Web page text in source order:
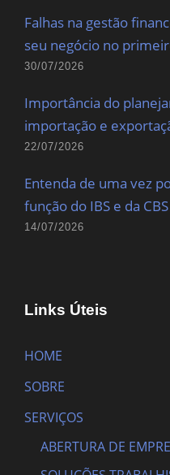
Falhas na gestão
seu negócio no
30/07/2026
Importância do
importação e
22/07/2026
Entenda de uma vez
função do IBS e da CBS
14/07/2026
Links Úteis
HOME
SOBRE
SERVIÇOS
ABERTURA DE